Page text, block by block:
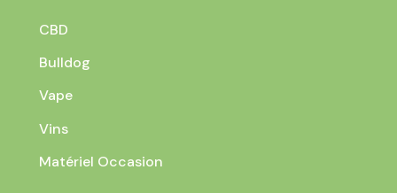
CBD
Bulldog
Vape
Vins
Matériel Occasion